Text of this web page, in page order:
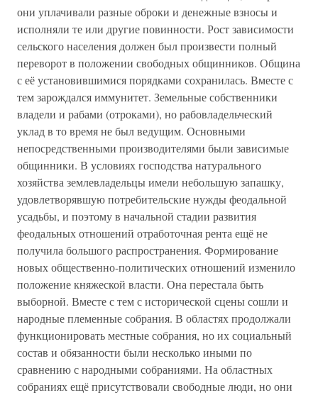
они уплачивали разные оброки и денежные взносы и
исполняли те или другие повинности. Рост зависимости
сельского населения должен был произвести полный
переворот в положении свободных общинников. Община
с её установившимися порядками сохранилась. Вместе с
тем зарождался иммунитет. Земельные собственники
владели и рабами (отроками), но рабовладельческий
уклад в то время не был ведущим. Основными
непосредственными производителями были зависимые
общинники. В условиях господства натурального
хозяйства землевладельцы имели небольшую запашку,
удовлетворявшую потребительские нужды феодальной
усадьбы, и поэтому в начальной стадии развития
феодальных отношений отработочная рента ещё не
получила большого распространения. Формирование
новых общественно-политических отношений изменило
положение княжеской власти. Она перестала быть
выборной. Вместе с тем с исторической сцены сошли и
народные племенные собрания. В областях продолжали
функционировать местные собрания, но их социальный
состав и обязанности были несколько иными по
сравнению с народными собраниями. На областных
собраниях ещё присутствовали свободные люди, но они